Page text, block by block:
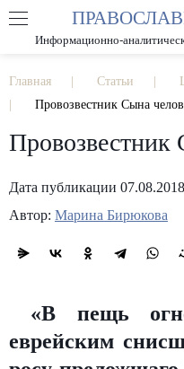
Информационно-
Главная Статьи
Провозвестник Сына
Провозвестник
Дата публикации 07.08.2018
Автор: Марина Бирюкова
«В пещь
еврейским